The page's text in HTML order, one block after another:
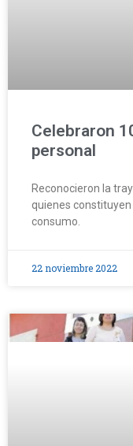
Celebraron
personal
Reconocieron la
quienes
consumo.
22 noviembre 2022